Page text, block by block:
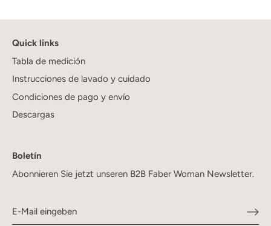
Quick links
Tabla de medición
Instrucciones de lavado y cuidado
Condiciones de pago y envío
Descargas
Boletín
Abonnieren Sie jetzt unseren B2B Faber Woman Newsletter.